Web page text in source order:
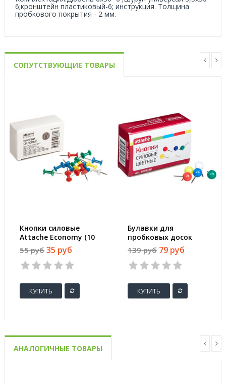
6;кронштейн пластиковый-6; инструкция. Толщина
пробкового покрытия - 2 мм.
СОПУТСТВУЮЩИЕ ТОВАРЫ
Кнопки силовые
Attache Economy (10
мм, 50 штук в
упаковке)
55 руб 35 руб
КУПИТЬ
Булавки для
пробковых досок
Attache силовые,
(шарики) цветные
50шт/карт.уп
139 руб 79 руб
КУПИТЬ
АНАЛОГИЧНЫЕ ТОВАРЫ